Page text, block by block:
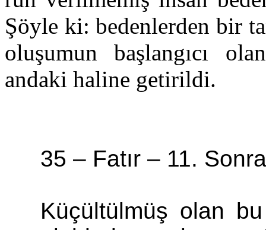
Şöyle ki: bedenlerden bir
oluşumun başlangıcı
andaki haline getirildi.
35 – Fatır – 11.
Küçültülmüş olan